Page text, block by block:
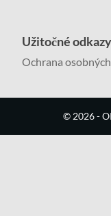
Užitočné odkazy
Ochrana
© 2026-